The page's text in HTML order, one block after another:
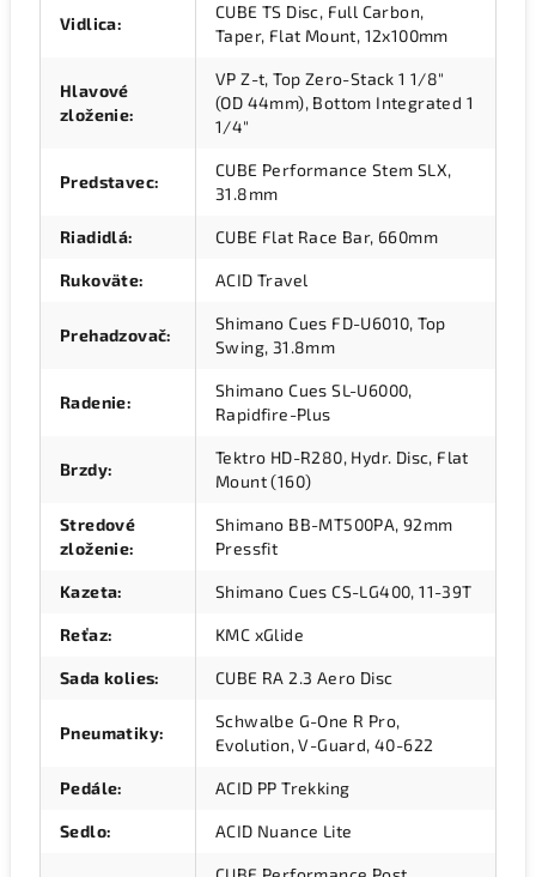
Vidlica:
CUBE TS Disc, Full Carbon,
Taper, Flat Mount, 12x100mm
Hlavové
zloženie:
VP Z-t, Top Zero-Stack 1 1/8"
(OD 44mm), Bottom Integrated 1
1/4"
Predstavec:
CUBE Performance Stem SLX,
31.8mm
Riadidlá: CUBE Flat Race Bar, 660mm
Rukoväte: ACID Travel
Prehadzovač:
Shimano Cues FD-U6010, Top
Swing, 31.8mm
Radenie:
Shimano Cues SL-U6000,
Rapidfire-Plus
Brzdy:
Tektro HD-R280, Hydr. Disc, Flat
Mount (160)
Stredové
zloženie:
Shimano BB-MT500PA, 92mm
Pressfit
Kazeta: Shimano Cues CS-LG400, 11-39T
Reťaz: KMC xGlide
Sada kolies: CUBE RA 2.3 Aero Disc
Pneumatiky:
Schwalbe G-One R Pro,
Evolution, V-Guard, 40-622
Pedále: ACID PP Trekking
Sedlo: ACID Nuance Lite